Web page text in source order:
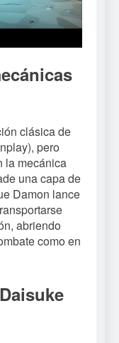
clásica de
pero
la mecánica
una capa de
Damon lance
abriendo
como en